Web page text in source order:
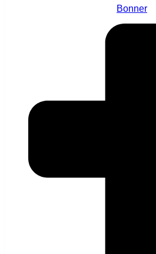
Bonner